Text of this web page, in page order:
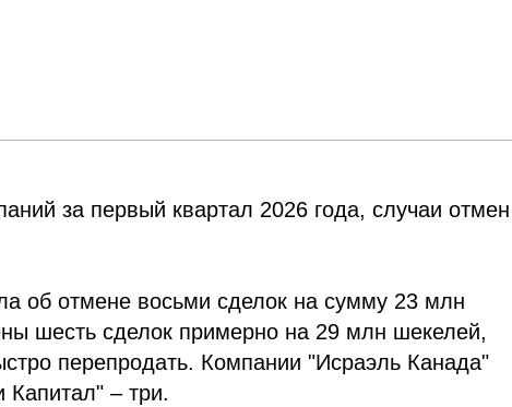
за первый квартал 2026 года, случаи отмен
об отмене восьми сделок на сумму 23 млн
шесть сделок примерно на 29 млн шекелей,
перепродать. Компании "Исраэль Канада"
Капитал" – три.